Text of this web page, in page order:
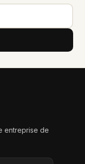
entreprise de